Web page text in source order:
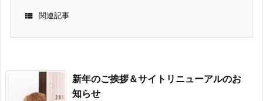
 関連記事
新年のご挨拶＆サイトリニューアルのお
知らせ